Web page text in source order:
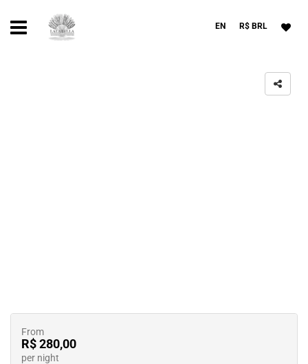
EN R$ BRL
From
R$ 280,00
per night